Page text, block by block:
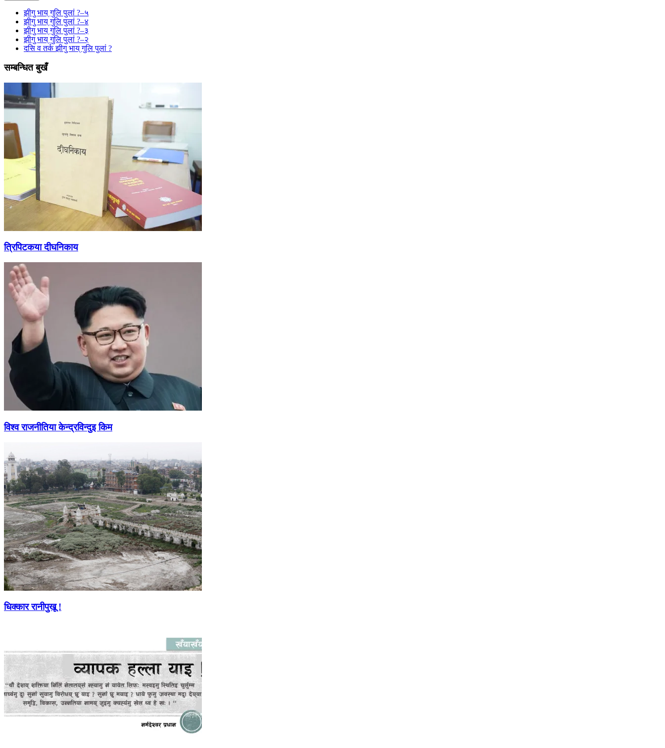
झीगु भाय् गुलि पुलां ?–५
झीगु भाय् गुलि पुलां ?–४
झीगु भाय् गुलि पुलां ?–३
झीगु भाय् गुलि पुलां ?–२
दसि व तर्क झीगु भाय् गुलि पुलां ?
सम्बन्धित बुखँ
त्रिपिटकया दीघनिकाय
विश्व राजनीतिया केन्द्रविन्दुइ किम
धिक्कार रानीपुखू !